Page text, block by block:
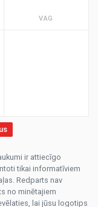
VAG
ir attiecīgo
tikai informatīviem
Redparts nav
no minētajiem
lai jūsu logotips